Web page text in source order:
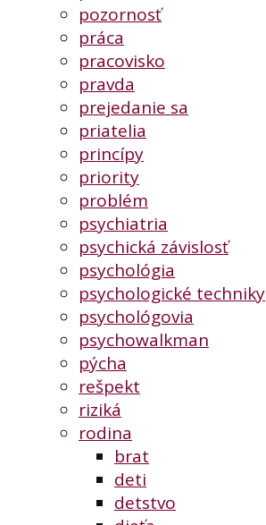
pozornosť
práca
pracovisko
pravda
prejedanie sa
priatelia
princípy
priority
problém
psychiatria
psychická závislosť
psychológia
psychologické techniky
psychológovia
psychowalkman
pýcha
rešpekt
riziká
rodina
brat
deti
detstvo